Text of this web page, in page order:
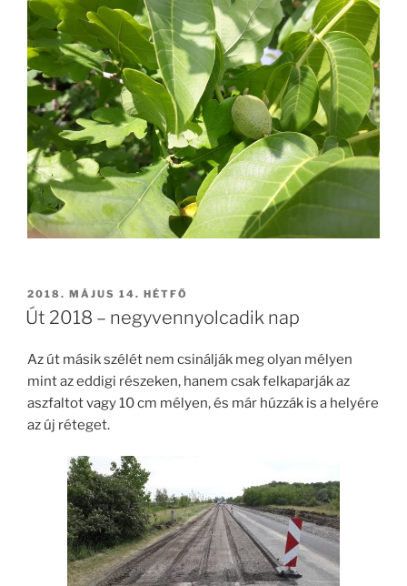
BEKÜLDVE:
2018. MÁJUS 14. HÉTFŐ
Út 2018 – negyvennyolcadik nap
Az út másik szélét nem csinálják meg olyan mélyen
mint az eddigi részeken, hanem csak felkaparják az
aszfaltot vagy 10 cm mélyen, és már húzzák is a helyére
az új réteget.